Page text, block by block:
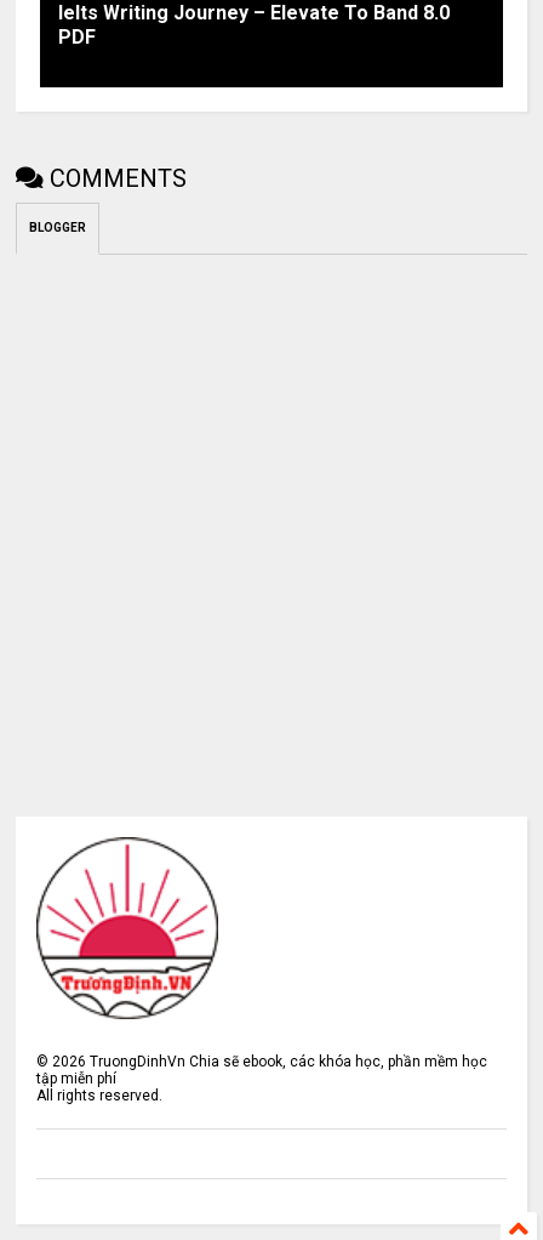
Ielts Writing Journey – Elevate To Band 8.0
PDF
COMMENTS
BLOGGER
©2026 TruongDinhVn Chia sẽ ebook, các khóa học, phần mềm học
tập miễn phí
All rights reserved.